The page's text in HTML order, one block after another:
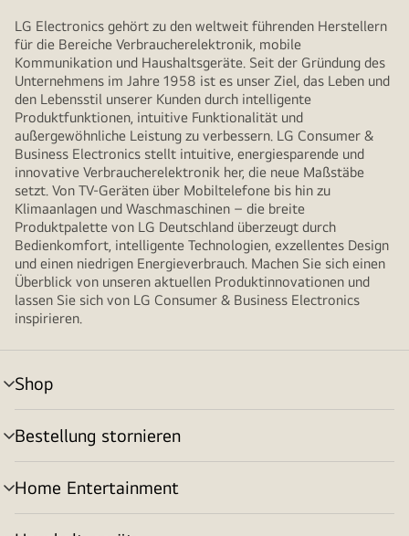
LG Electronics gehört zu den weltweit führenden Herstellern
für die Bereiche Verbraucherelektronik, mobile
Kommunikation und Haushaltsgeräte. Seit der Gründung des
Unternehmens im Jahre 1958 ist es unser Ziel, das Leben und
den Lebensstil unserer Kunden durch intelligente
Produktfunktionen, intuitive Funktionalität und
außergewöhnliche Leistung zu verbessern. LG Consumer &
Business Electronics stellt intuitive, energiesparende und
innovative Verbraucherelektronik her, die neue Maßstäbe
setzt. Von TV-Geräten über Mobiltelefone bis hin zu
Klimaanlagen und Waschmaschinen – die breite
Produktpalette von LG Deutschland überzeugt durch
Bedienkomfort, intelligente Technologien, exzellentes Design
und einen niedrigen Energieverbrauch. Machen Sie sich einen
Überblick von unseren aktuellen Produktinnovationen und
lassen Sie sich von LG Consumer & Business Electronics
inspirieren.
Shop
Menü
umschalten
Bestellung stornieren
Menü
umschalten
Home Entertainment
Menü
umschalten